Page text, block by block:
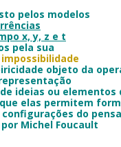
pelos modelos
x, y, z e t
pela sua
impossibilidade
objeto da
ideias ou elementos
elas permitem
do
Michel Foucault